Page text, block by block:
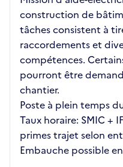
construction de
tâches consistent à
raccordements et
compétences.
pourront être
chantier.
Poste à plein temps
Taux horaire: SMIC +
primes trajet selon
Embauche possible